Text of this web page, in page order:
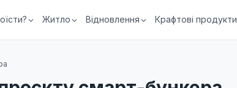
Житло Відновлення Крафтові продукти